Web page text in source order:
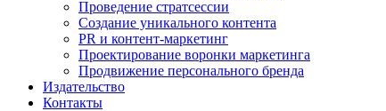
Проведение стратсессии
Создание уникального контента
PR и контент-маркетинг
Проектирование воронки маркетинга
Продвижение персонального бренда
Издательство
Контакты